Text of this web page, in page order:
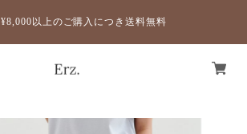
¥8,000以上のご購入につき送料無料